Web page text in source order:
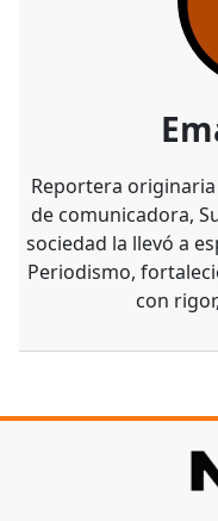
Reportera originaria
de comunicadora,
sociedad la llevó a
Periodismo,
con